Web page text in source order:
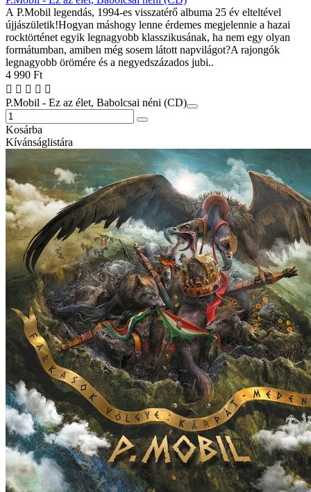
A P.Mobil legendás, 1994-es visszatérő albuma 25 év elteltével
újjászületik!Hogyan máshogy lenne érdemes megjelennie a hazai
rocktörténet egyik legnagyobb klasszikusának, ha nem egy olyan
formátumban, amiben még sosem látott napvilágot?A rajongók
legnagyobb örömére és a negyedszázados jubi..
4 990 Ft
P.Mobil - Ez az élet, Babolcsai néni (CD)
Kosárba
Kívánságlistára